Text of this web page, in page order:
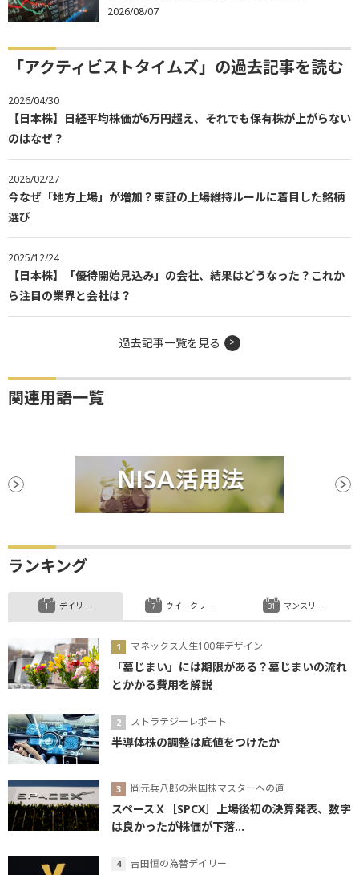
2026/08/07
「アクティビストタイムズ」の過去記事を読む
2026/04/30
【日本株】日経平均株価が6万円超え、それでも保有株が上がらない
のはなぜ？
2026/02/27
今なぜ「地方上場」が増加？東証の上場維持ルールに着目した銘柄
選び
2025/12/24
【日本株】「優待開始見込み」の会社、結果はどうなった？これか
ら注目の業界と会社は？
過去記事一覧を見る
関連用語一覧
ランキング
デイリー
マネックス人生100年デザイン
「墓じまい」には期限がある？墓じまいの流れ
とかかる費用を解説
ストラテジーレポート
半導体株の調整は底値をつけたか
岡元兵八郎の米国株マスターへの道
スペースＸ［SPCX］上場後初の決算発表、数字
は良かったが株価が下落...
吉田恒の為替デイリー
ウイークリー マンスリー